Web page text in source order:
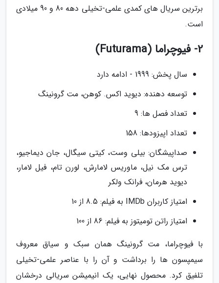
برترین سریال های کمدی علمی-تخیلی دهه 80 و 90 میلادی
است.
2- فیوچراما (Futurama)
سال پخش: 1999 - ادامه دارد
توسعه دهنده: دیوید اکس. کوهن، مت گرونینگ
تعداد فصل ها: 9
تعداد اپیزودها: 158
صداپیشگان: بیلی وست، کیتی سیگال، جان دیماجیو،
ترس مک نیل، ماوریس لامارش، لورن تام، فیل لامار،
دیوید هرمان، فرانک ولکر
امتیاز کاربران IMDb به فیلم: 8.5 از 10
امتیاز راتن تومیتوز به فیلم: 86 از 100
با فیوچراما، مت گرونینگ همان سبک و سیاق معروف
سیمپسون ها را برداشت و آن را با عناصر علمی-تخیلی
تلفیق کرد. محصول نهایی، یک انیمیشن سریالی درخشان